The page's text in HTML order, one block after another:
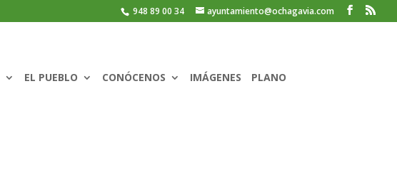
948 89 00 34 ayuntamiento@ochagavia.com
EL PUEBLO CONÓCENOS IMÁGENES PLANO